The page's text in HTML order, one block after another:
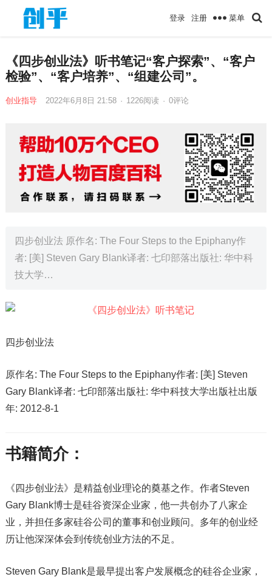
登录 注册 菜单
《四步创业法》听书笔记“客户探索”、“客户
检验”、“客户培养”、“组建公司”。
创业指导 2022年6月8日 21:58 · 1226阅读 · 0评论
四步创业法 原作名: The Four Steps to the Epiphany作
者: [美] Steven Gary Blank译者: 七印部落出版社: 华中科
技大学…
四步创业法
原作名: The Four Steps to the Epiphany作者: [美] Steven
Gary Blank译者: 七印部落出版社: 华中科技大学出版社出版
年: 2012-8-1
书籍简介：
《四步创业法》是精益创业理论的奠基之作。作者Steven
Gary Blank博士是硅谷资深企业家，他一共创办了八家企
业，并担任多家硅谷公司的董事和创业顾问。多年的创业经
历让他深深体会到传统创业方法的不足。
Steven Gary Blank是最早提出客户发展概念的硅谷企业家，